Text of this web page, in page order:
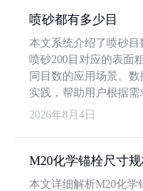
喷砂都有多少目
本文系统介绍了喷砂
喷砂200目对应的表面
同目数的应用场景。
实践，帮助用户根据需
2026年8月4日
M20化学锚栓尺寸
本文详细解析M20化